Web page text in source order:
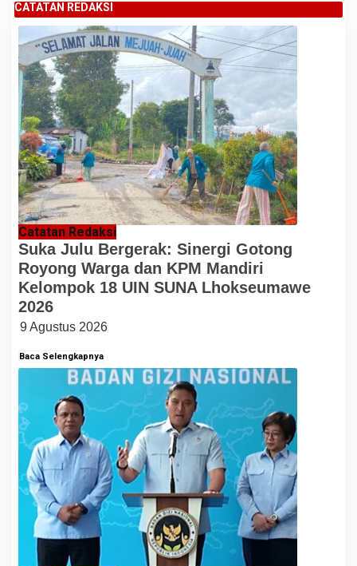
CATATAN REDAKSI
Catatan Redaksi
Suka Julu Bergerak: Sinergi Gotong
Royong Warga dan KPM Mandiri
Kelompok 18 UIN SUNA Lhokseumawe
2026
9 Agustus 2026
Baca Selengkapnya